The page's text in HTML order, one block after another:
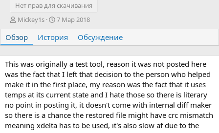
Нет прав для скачивания
А
т
о
р
Mickey1s
Д
т
а
с
о
з
д
а
н
и
я
7 Мар 2018
Обзор История Обсуждение
This was originally a test tool, reason it was not posted here
was the fact that I left that decision to the person who helped
make it in the first place, my reason was the fact that it uses
temps at its current state and I hate those so there is literary
no point in posting it, it doesn't come with internal diff maker
so there is a chance the restored file might have crc mismatch
meaning xdelta has to be used, it's also slow af due to the